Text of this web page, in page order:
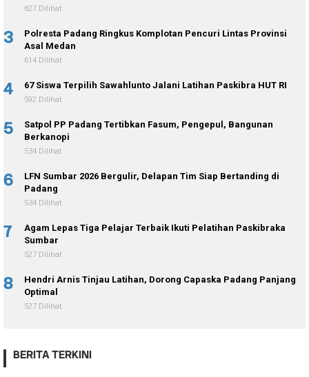
627 Dilihat
3
Polresta Padang Ringkus Komplotan Pencuri Lintas Provinsi
Asal Medan
614 Dilihat
4 67 Siswa Terpilih Sawahlunto Jalani Latihan Paskibra HUT RI
592 Dilihat
5
Satpol PP Padang Tertibkan Fasum, Pengepul, Bangunan
Berkanopi
534 Dilihat
6
LFN Sumbar 2026 Bergulir, Delapan Tim Siap Bertanding di
Padang
534 Dilihat
7
Agam Lepas Tiga Pelajar Terbaik Ikuti Pelatihan Paskibraka
Sumbar
527 Dilihat
8
Hendri Arnis Tinjau Latihan, Dorong Capaska Padang Panjang
Optimal
527 Dilihat
BERITA TERKINI